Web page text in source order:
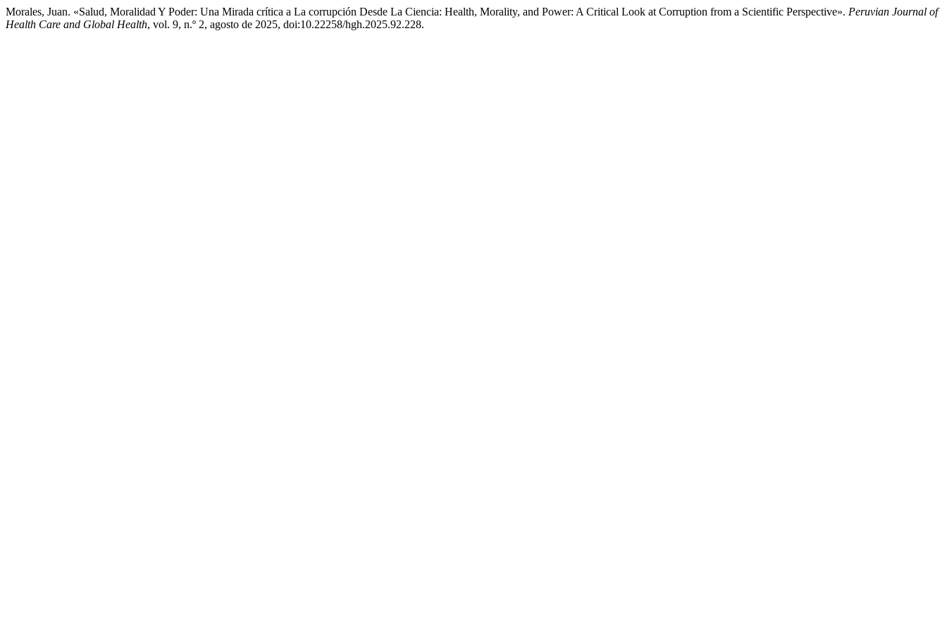
Morales, Juan. «Salud, Moralidad Y Poder: Una Mirada crítica a La corrupción Desde La Ciencia: Health, Morality, and Power: A Critical Look at Corruption from a Scientific Perspective». Peruvian Journal of
Health Care and Global Health, vol. 9, n.º 2, agosto de 2025, doi:10.22258/hgh.2025.92.228.